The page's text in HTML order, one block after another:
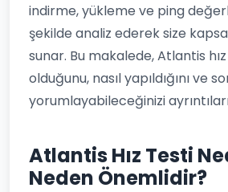
indirme, yükleme ve ping
şekilde analiz ederek size
sunar. Bu makalede, Atlantis
olduğunu, nasıl yapıldığını ve
yorumlayabileceğinizi
Atlantis Hız Testi
Neden Önemlidir?